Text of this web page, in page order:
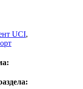
UCI,